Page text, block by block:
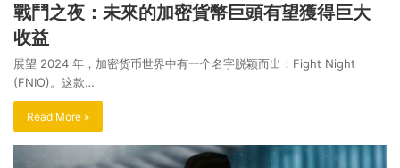
戰鬥之夜：未來的加密貨幣巨頭有望獲得巨大
收益
展望 2024 年，加密货币世界中有一个名字脱颖而出：Fight Night
(FNIO)。这款…
Read More »